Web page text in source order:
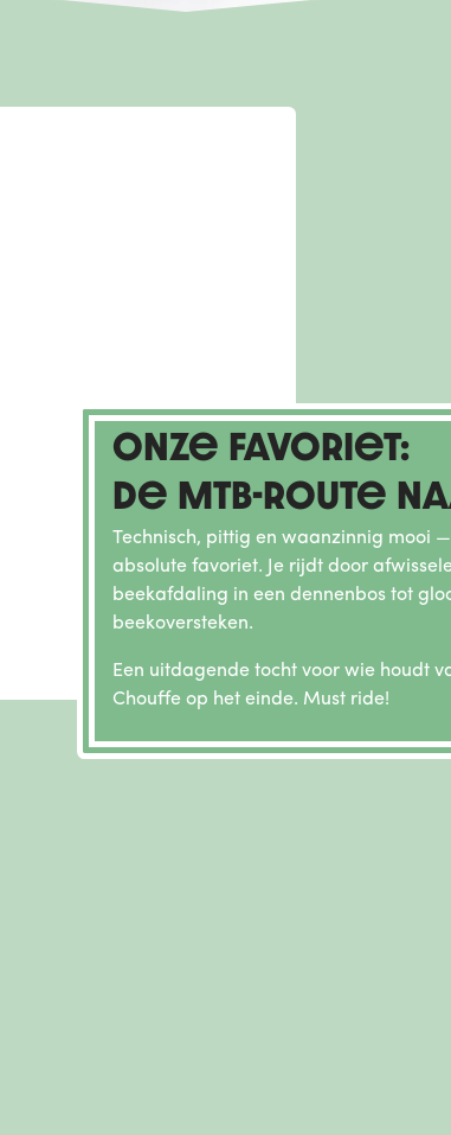
Onze favoriet:
de MTB-route
Technisch, pittig en waanzinnig mooi
absolute favoriet. Je rijdt door
beekafdaling in een dennenbos tot
beekoversteken.
Een uitdagende tocht voor wie houdt
Chouffe op het einde. Must ride!